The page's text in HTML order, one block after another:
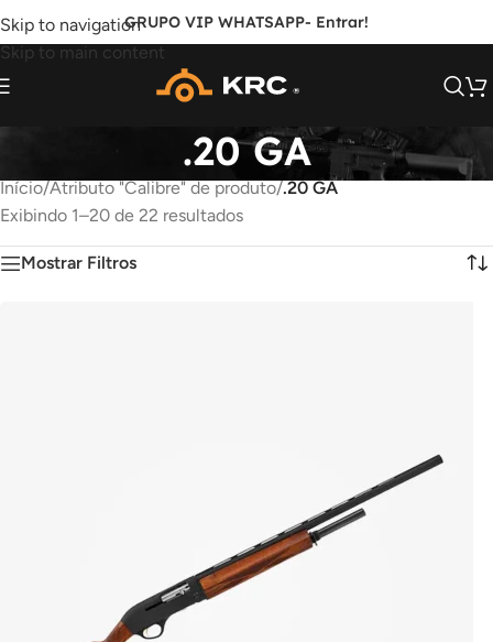
Skip to navigation
Skip to main content
GRUPO VIP WHATSAPP- Entrar!
.20 GA
Início/Atributo "Calibre" de produto/.20 GA
Exibindo 1–20 de 22 resultados
Mostrar Filtros